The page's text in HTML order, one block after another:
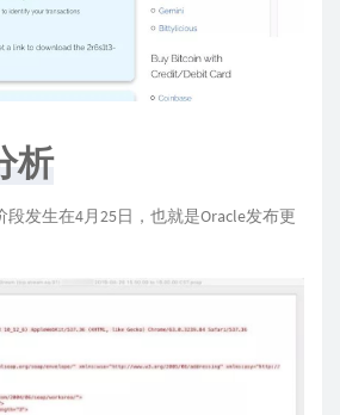
析
发生在4月25日，也就是Oracle发布更